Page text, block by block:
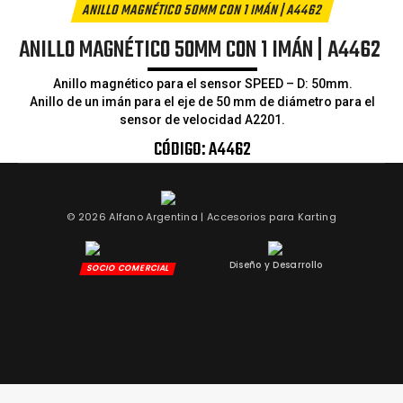
ANILLO MAGNÉTICO 50MMCON 1 IMÁN | A4462
ANILLO MAGNÉTICO 50MMCON 1 IMÁN | A4462
Anillo magnético para el sensor SPEED – D: 50mm.
Anillo de un imán para el eje de 50 mm de diámetro para el
sensor de velocidad A2201.
CÓDIGO:A4462
SOCIO COMERCIAL
© 2026 Alfano Argentina | Accesorios para Karting
Diseño y Desarrollo